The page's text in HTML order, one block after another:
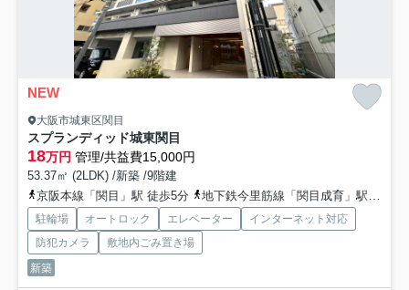
NEW
大阪市城東区関目
スプランディッド城東関目
18万円 管理/共益費15,000円
53.37㎡ (2LDK) /新築 /9階建
京阪本線「関目」駅 徒歩5分
地下鉄今里筋線「関目成育」駅 徒歩5分
駐輪場 オートロック エレベーター
インターネット対応
防犯カメラ
敷地内ごみ置き場
新築